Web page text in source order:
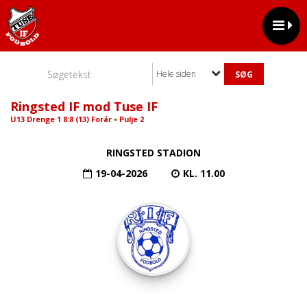
Hele siden
Ringsted IF mod Tuse IF
U13 Drenge 1 8:8 (13) Forår • Pulje 2
RINGSTED STADION
19-04-2026
KL. 11.00